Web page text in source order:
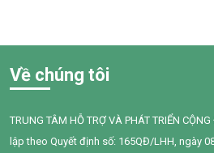
gặp nhiều khó khăn trong
đạt nhu cầu của mình. Sau
một năm can thiệp với sự
đồng hành tận tâm của các
cô giáo, sự kiên trì của gia
đình và nỗ lực không ngừng
khỏe
kiến
trong
tại
Về chúng tôi
TRUNG TÂM HỖ TRỢ VÀ PHÁT TRIỂN
lập theo Quyết định số: 165QĐ/LHH, ngày